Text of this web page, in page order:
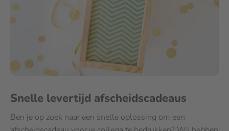
Snelle levertijd afscheidscadeaus
Ben je op zoek naar een snelle oplossing om een